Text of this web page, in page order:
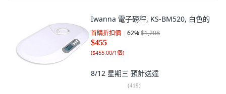
Iwanna 電子磅秤, KS-BM520, 白色的
首購折扣價 62%$1,208
$455
($455.00/1個)
8/12 星期三 預計送達
(419)